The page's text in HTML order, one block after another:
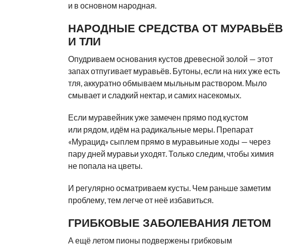
и в основном народная.
НАРОДНЫЕ СРЕДСТВА ОТ МУРАВЬЁВ
И ТЛИ
Опудриваем основания кустов древесной золой — этот
запах отпугивает муравьёв. Бутоны, если на них уже есть
тля, аккуратно обмываем мыльным раствором. Мыло
смывает и сладкий нектар, и самих насекомых.
Если муравейник уже замечен прямо под кустом
или рядом, идём на радикальные меры. Препарат
«Мурацид» сыплем прямо в муравьиные ходы — через
пару дней муравьи уходят. Только следим, чтобы химия
не попала на цветы.
И регулярно осматриваем кусты. Чем раньше заметим
проблему, тем легче от неё избавиться.
ГРИБКОВЫЕ ЗАБОЛЕВАНИЯ ЛЕТОМ
А ещё летом пионы подвержены грибковым